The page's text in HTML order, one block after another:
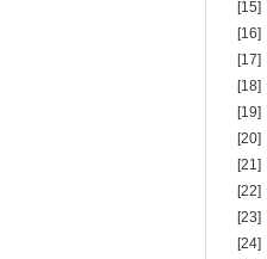
[15]
[16]
[17]
[18]
[19]
[20]
[21]
[22]
[23]
[24]